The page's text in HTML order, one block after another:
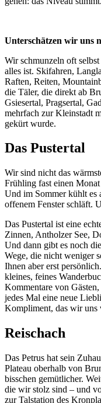
Unterschätzen wir uns
Wir schmunzeln oft
alles ist. Skifahren,
Raften, Reiten,
die Täler, die direkt ab
Gsiesertal, Pragsertal,
mehrfach zur Kleinstadt
gekürt wurde.
Das Pustertal
Wir sind nicht das
Frühling fast einen
Und im Sommer kühlt es
offenem Fenster schläft.
Das Pustertal ist eine
Zinnen, Antholzer See,
Und dann gibt es noch
Wege, die nicht weniger
Ihnen aber erst
kleines, feines
Kommentare von
jedes Mal eine neue
Kompliment, das wir uns
Reischach
Das Petrus hat sein
Plateau oberhalb von
bisschen gemütlicher.
die wir stolz sind – und
zur Talstation des